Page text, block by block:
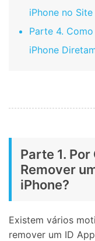
iPhone no
Parte 4.
iPhone
Parte 1.
Remover
iPhone?
Existem vários
remover um ID